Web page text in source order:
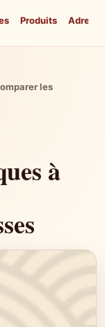
Produits
les
à